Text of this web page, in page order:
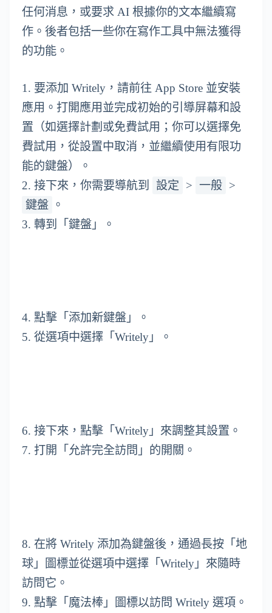
任何消息，或要求 AI 根據你的文本繼續寫
作。後者包括一些你在寫作工具中無法獲得
的功能。
1. 要添加 Writely，請前往 App Store 並安裝
應用。打開應用並完成初始的引導屏幕和設
置（如選擇計劃或免費試用；你可以選擇免
費試用，從設置中取消，並繼續使用有限功
能的鍵盤）。
2. 接下來，你需要導航到
設定 > 一般 >
鍵盤 。
3. 轉到「鍵盤」。
4. 點擊「添加新鍵盤」。
5. 從選項中選擇「Writely」。
6. 接下來，點擊「Writely」來調整其設置。
7. 打開「允許完全訪問」的開關。
8. 在將 Writely 添加為鍵盤後，通過長按「地
球」圖標並從選項中選擇「Writely」來隨時
訪問它。
9. 點擊「魔法棒」圖標以訪問 Writely 選項。